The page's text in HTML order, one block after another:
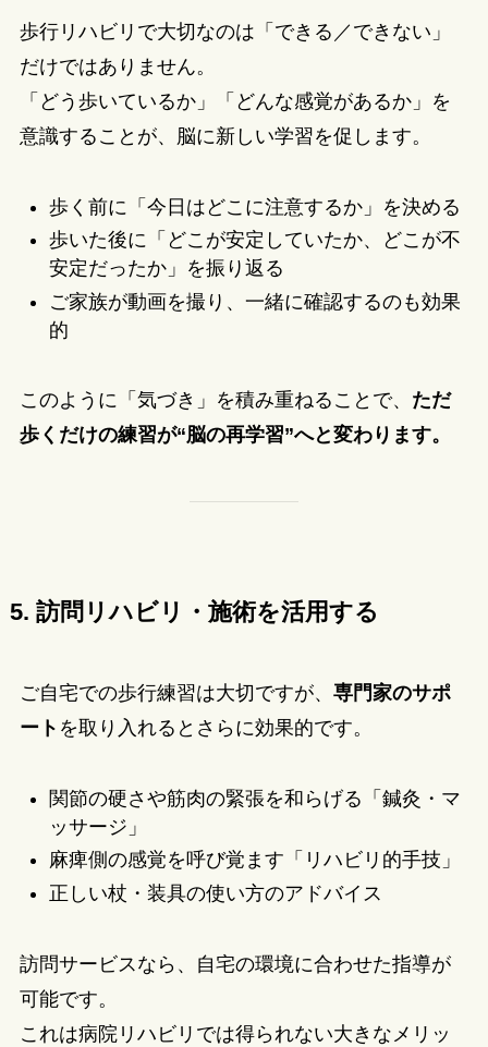
歩行リハビリで大切なのは「できる／できない」
だけではありません。
「どう歩いているか」「どんな感覚があるか」を
意識することが、脳に新しい学習を促します。
歩く前に「今日はどこに注意するか」を決める
歩いた後に「どこが安定していたか、どこが不
安定だったか」を振り返る
ご家族が動画を撮り、一緒に確認するのも効果
的
このように「気づき」を積み重ねることで、 ただ
歩くだけの練習が“脳の再学習”へと変わります。
5. 訪問リハビリ・施術を活用する
ご自宅での歩行練習は大切ですが、 専門家のサポ
ート を取り入れるとさらに効果的です。
関節の硬さや筋肉の緊張を和らげる「鍼灸・マ
ッサージ」
麻痺側の感覚を呼び覚ます「リハビリ的手技」
正しい杖・装具の使い方のアドバイス
訪問サービスなら、自宅の環境に合わせた指導が
可能です。
これは病院リハビリでは得られない大きなメリッ